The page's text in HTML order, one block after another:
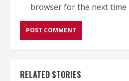
browser for the next time
RELATED STORIES